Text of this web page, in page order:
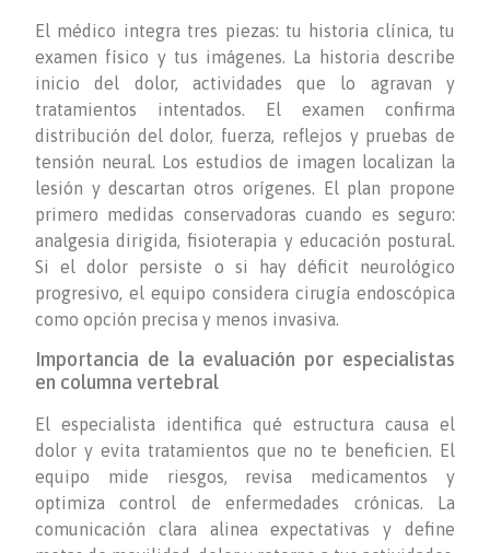
El médico integra tres piezas: tu historia clínica, tu
examen físico y tus imágenes. La historia describe
inicio del dolor, actividades que lo agravan y
tratamientos intentados. El examen confirma
distribución del dolor, fuerza, reflejos y pruebas de
tensión neural. Los estudios de imagen localizan la
lesión y descartan otros orígenes. El plan propone
primero medidas conservadoras cuando es seguro:
analgesia dirigida, fisioterapia y educación postural.
Si el dolor persiste o si hay déficit neurológico
progresivo, el equipo considera cirugía endoscópica
como opción precisa y menos invasiva.
Importancia de la evaluación por especialistas
en columna vertebral
El especialista identifica qué estructura causa el
dolor y evita tratamientos que no te beneficien. El
equipo mide riesgos, revisa medicamentos y
optimiza control de enfermedades crónicas. La
comunicación clara alinea expectativas y define